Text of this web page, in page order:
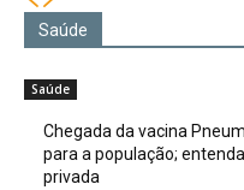
Saúde
Saúde
Chegada da vacina
para a população;
privada